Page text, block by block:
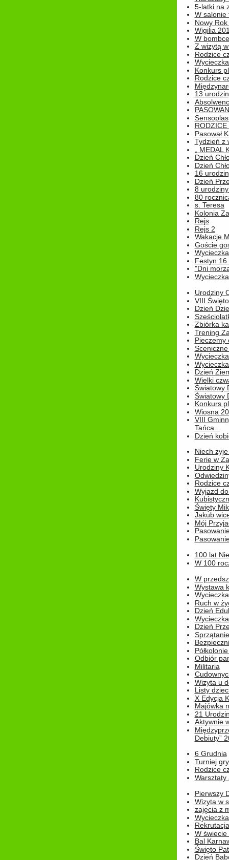
5-latki na
W salonie
Nowy
Wigilia
W bombce
Z wizytą
Rodzice
Konkurs
Rodzice
13
Pasował
Tydzień z
„
Dzień
Dzień
16
Dzień
8
80
s. Teresa
Kolonia
Rejs
Rejs 2
Wakacje
Goście
Festyn
"Dni
Urodziny
VIII
Dzień
Zbiórka
Trening
Pieczemy
Dzień
Wielki
Światowy
Światowy
Konkurs
Wiosna
VIII
Tańca...
Dzień
Niech
Ferie w
Urodziny
Rodzice
Wyjazd
Święty
Jakub
Mój
100 lat
W 100
W
Wystawa
Ruch w
Dzień
Dzień
Odbiór
Militaria
Wizyta u
Listy
X Edycja
Majówka
21
Aktywnie
Debiuty”
6 Grudnia
Turniej
Rodzice
Warsztaty
Pierwszy
Wizyta w
zajęcia z
W świecie
Bal
Święto
Dzień